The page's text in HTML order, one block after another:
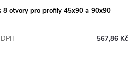
8 otvory pro profily 45x90 a 90x90
567,86 Kč